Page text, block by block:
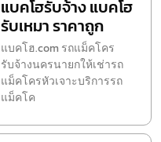
แบคโฮรับจ้าง แบคโฮ
รับเหมา ราคาถูก
แบคโฮ.com รถแม็คโคร
รับจ้างนครนายกให้เช่ารถ
แม็คโครหัวเจาะบริการรถ
แม็คโค